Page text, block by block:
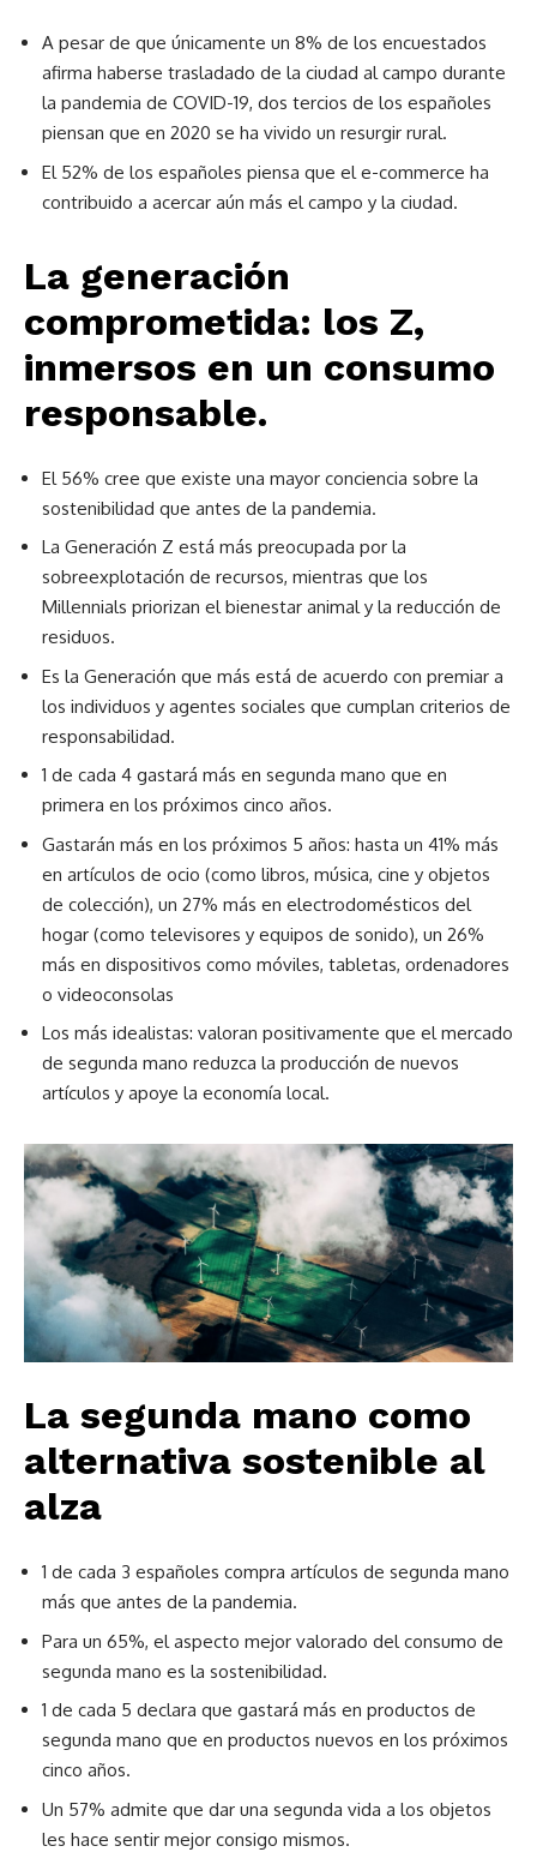
A pesar de que únicamente un 8% de los encuestados
afirma haberse trasladado de la ciudad al campo durante
la pandemia de COVID-19, dos tercios de los españoles
piensan que en 2020 se ha vivido un resurgir rural.
El 52% de los españoles piensa que el e-commerce ha
contribuido a acercar aún más el campo y la ciudad.
La generación
comprometida: los Z,
inmersos en un consumo
responsable.
El 56% cree que existe una mayor conciencia sobre la
sostenibilidad que antes de la pandemia.
La Generación Z está más preocupada por la
sobreexplotación de recursos, mientras que los
Millennials priorizan el bienestar animal y la reducción de
residuos.
Es la Generación que más está de acuerdo con premiar a
los individuos y agentes sociales que cumplan criterios de
responsabilidad.
1 de cada 4 gastará más en segunda mano que en
primera en los próximos cinco años.
Gastarán más en los próximos 5 años: hasta un 41% más
en artículos de ocio (como libros, música, cine y objetos
de colección), un 27% más en electrodomésticos del
hogar (como televisores y equipos de sonido), un 26%
más en dispositivos como móviles, tabletas, ordenadores
o videoconsolas
Los más idealistas: valoran positivamente que el mercado
de segunda mano reduzca la producción de nuevos
artículos y apoye la economía local.
La segunda mano como
alternativa sostenible al
alza
1 de cada 3 españoles compra artículos de segunda mano
más que antes de la pandemia.
Para un 65%, el aspecto mejor valorado del consumo de
segunda mano es la sostenibilidad.
1 de cada 5 declara que gastará más en productos de
segunda mano que en productos nuevos en los próximos
cinco años.
Un 57% admite que dar una segunda vida a los objetos
les hace sentir mejor consigo mismos.